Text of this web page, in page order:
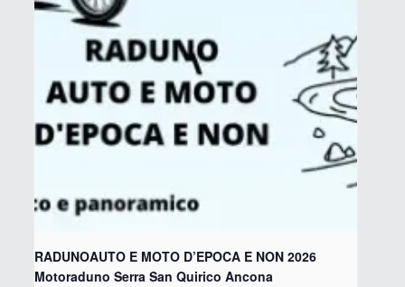
RADUNOAUTO E MOTO D’EPOCA E NON 2026
Motoraduno Serra San Quirico Ancona